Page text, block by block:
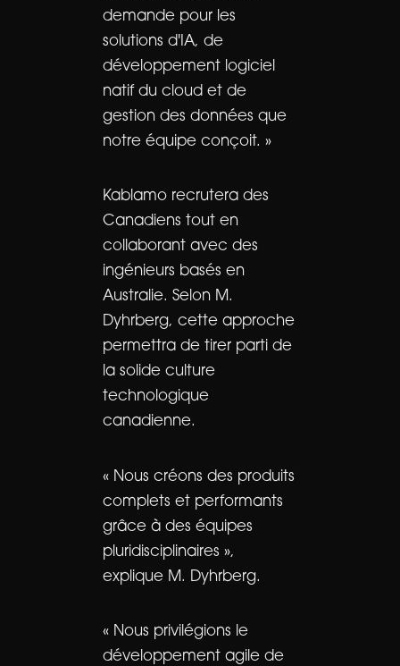
demande pour les
solutions d'IA, de
développement logiciel
natif du cloud et de
gestion des données que
notre équipe conçoit. »
Kablamo recrutera des
Canadiens tout en
collaborant avec des
ingénieurs basés en
Australie. Selon M.
Dyhrberg, cette approche
permettra de tirer parti de
la solide culture
technologique
canadienne.
« Nous créons des produits
complets et performants
grâce à des équipes
pluridisciplinaires »,
explique M. Dyhrberg.
« Nous privilégions le
développement agile de